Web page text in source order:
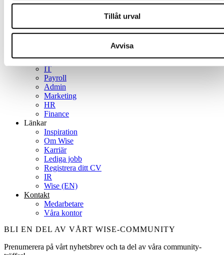
Tillåt urval
Avvisa
Tjänster
Strategiska tjänster
Sales
IT
Payroll
Admin
Marketing
HR
Finance
Länkar
Inspiration
Om Wise
Karriär
Lediga jobb
Registrera ditt CV
IR
Wise (EN)
Kontakt
Medarbetare
Våra kontor
BLI EN DEL AV VÅRT WISE-COMMUNITY
Prenumerera på vårt nyhetsbrev och ta del av våra community-